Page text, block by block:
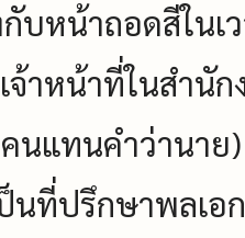
บหน้าถอดสีในเ
าหน้าที่ในสำนั
นแทนคำว่านาย)
นที่ปรึกษาพลเ